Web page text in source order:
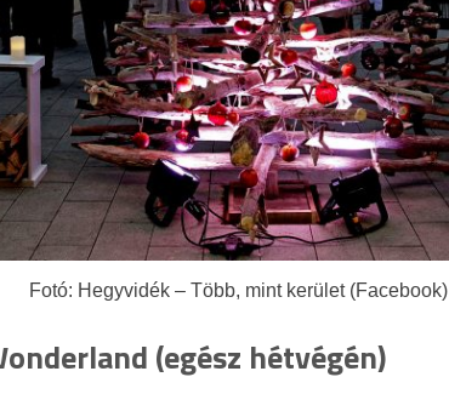
Fotó: Hegyvidék – Több, mint kerület (Facebook)
(egész hétvégén)